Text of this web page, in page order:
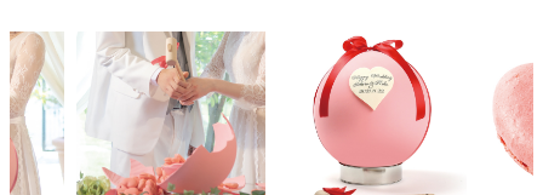
よくあるご質問
ドメイン指定受信について
無料サンプル・資料請求
お問合せ